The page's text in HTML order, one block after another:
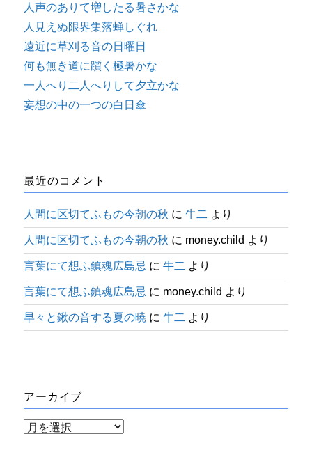
人声のありて増したる暑さかな
人見えぬ限界集落蝉しぐれ
遠近に草刈る音の日曜日
何も無き道に躓く極暑かな
一人へり二人へりして夕立かな
妄想の中の一つの白日傘
最近のコメント
人間に区切てふもの今朝の秋 に牛二 より
人間に区切てふもの今朝の秋 に money.child より
言葉にて想ふ鎮魂広島忌 に牛二 より
言葉にて想ふ鎮魂広島忌 に money.child より
早々と鍬の音する夏の暁 に牛二 より
アーカイブ
ア